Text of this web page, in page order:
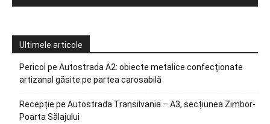
Ultimele articole
Pericol pe Autostrada A2: obiecte metalice confecționate
artizanal găsite pe partea carosabilă
Recepție pe Autostrada Transilvania – A3, secțiunea Zimbor-
Poarta Sălajului